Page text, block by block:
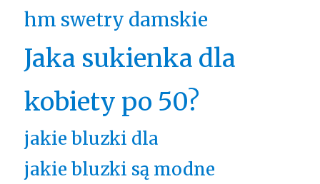
hm swetry damskie
Jaka sukienka dla
kobiety po 50?
jakie bluzki dla
jakie bluzki są modne